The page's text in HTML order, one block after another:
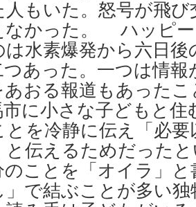
っ
た』
つ
の
反
応
via
togetter
人もいた。怒号が飛
なかった。 ハッピ
は水素爆発から六日
あった。一つは情報
あおる報道もあった
に小さな子どもと住
とを冷静に伝え「必
と伝えるためだった
ことを「オイラ」
で結ぶことが多い